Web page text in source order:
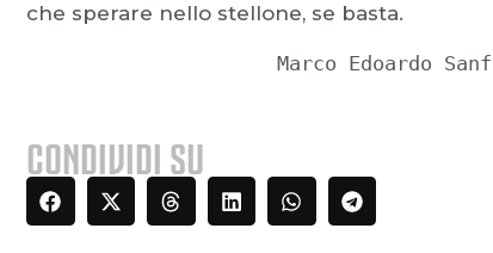
che sperare nello stellone, se basta.
Marco
CONDIVIDI SU